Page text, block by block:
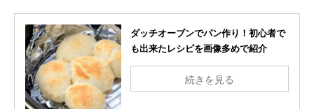
ダッチオーブンでパン作り！初心者で
も出来たレシピを画像多めで紹介
続きを見る